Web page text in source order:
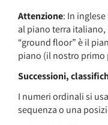
Attenzione: In
al piano terra
“ground floor” è il
piano (il nostro primo
Successioni,
I numeri ordinali si
sequenza o una